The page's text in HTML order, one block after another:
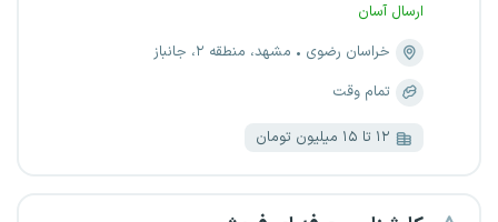
ارسال آسان
خراسان رضوی
مشهد، منطقه ۲، جانباز
تمام وقت
۱۲ تا ۱۵ میلیون تومان